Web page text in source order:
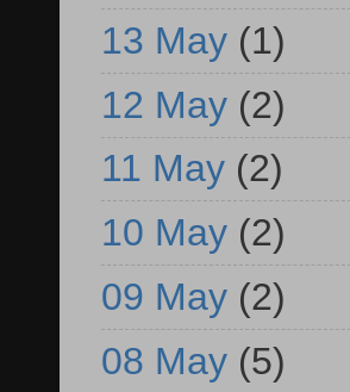
13 May (1)
12 May (2)
11 May (2)
10 May (2)
09 May (2)
08 May (5)